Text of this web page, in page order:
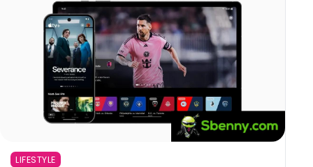
LIFESTYLE